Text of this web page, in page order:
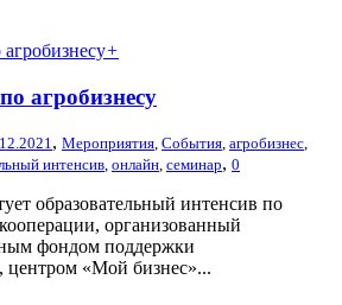
+
агробизнесу
, Мероприятия, События, агробизнес,
интенсив, онлайн, семинар, 0
образовательный интенсив по
организованный
фондом поддержки
центром «Мой бизнес»...